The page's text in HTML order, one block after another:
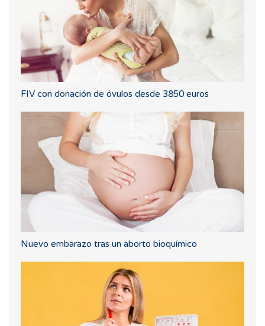
FIV con donación de óvulos desde 3850 euros
Nuevo embarazo tras un aborto bioquímico